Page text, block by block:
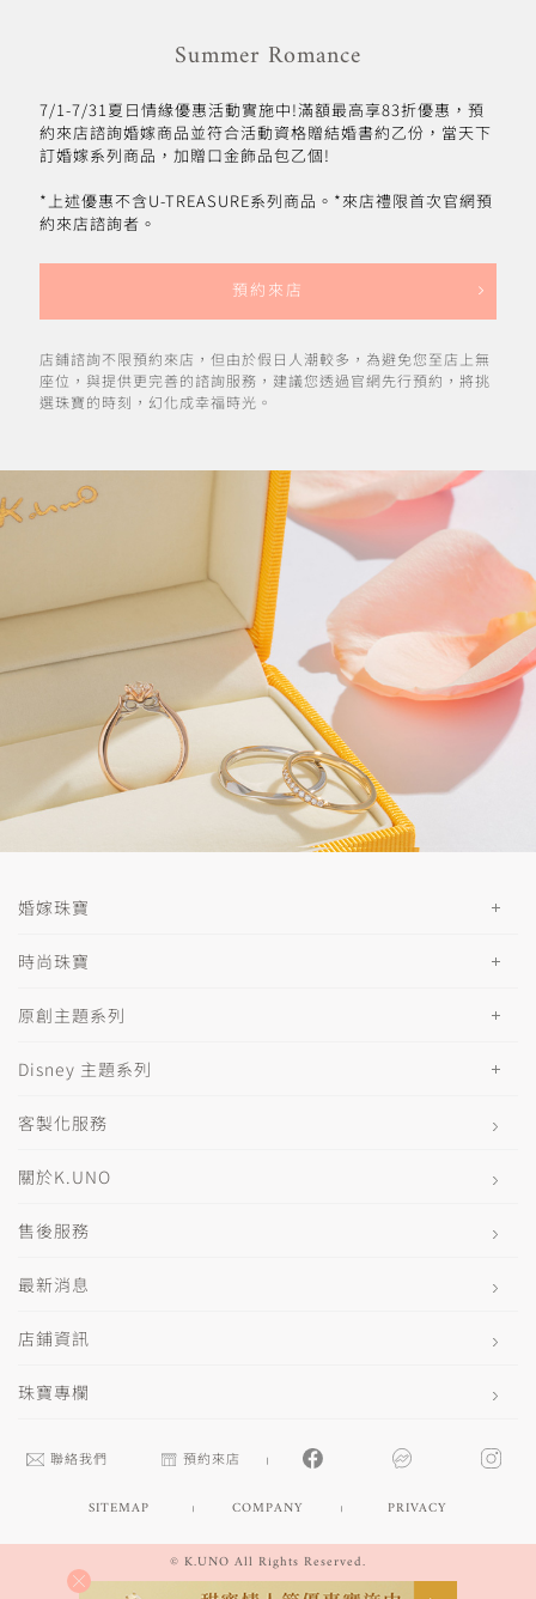
Summer Romance
7/1-7/31夏日情緣優惠活動實施中!滿額最高享83折優惠，預
約來店諮詢婚嫁商品並符合活動資格贈結婚書約乙份，當天下
訂婚嫁系列商品，加贈口金飾品包乙個!
*上述優惠不含U-TREASURE系列商品。*來店禮限首次官網預
約來店諮詢者。
預約來店
店鋪諮詢不限預約來店，但由於假日人潮較多，為避免您至店上無
座位，與提供更完善的諮詢服務，建議您透過官網先行預約，將挑
選珠寶的時刻，幻化成幸福時光。
婚嫁珠寶
時尚珠寶
原創主題系列
Disney 主題系列
客製化服務
關於K.UNO
售後服務
最新消息
店鋪資訊
珠寶專欄
聯絡我們 預約來店
SITEMAP COMPANY PRIVACY
© K.UNO All Rights Reserved.